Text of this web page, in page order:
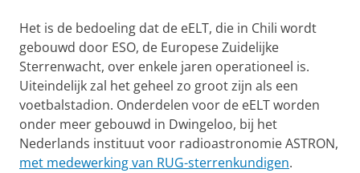
Het is de bedoeling dat de eELT, die in Chili wordt
gebouwd door ESO, de Europese Zuidelijke
Sterrenwacht, over enkele jaren operationeel is.
Uiteindelijk zal het geheel zo groot zijn als een
voetbalstadion. Onderdelen voor de eELT worden
onder meer gebouwd in Dwingeloo, bij het
Nederlands instituut voor radioastronomie ASTRON,
met medewerking van RUG-sterrenkundigen.